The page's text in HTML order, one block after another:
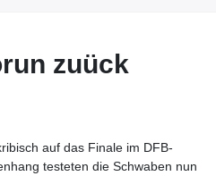
zuück
auf das Finale im DFB-
testeten die Schwaben nun